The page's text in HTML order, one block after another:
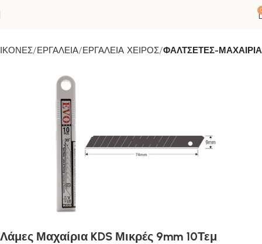
ΕΡΓΑΛΕΙΑ ΕΡΓΑΛΕΙΑ ΧΕΙΡΟΣ ΦΑΛΤΣΕΤΕΣ-ΜΑΧΑΙΡΙΑ
Λάμες Μαχαίρια KDS Μικρές 9mm 10Τεμ